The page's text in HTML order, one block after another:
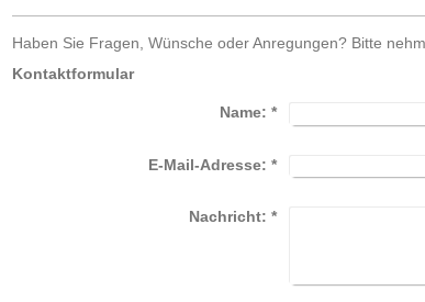
Haben Sie Fragen, Wünsche oder Anregungen? Bitte
Kontaktformular
Name: *
E-Mail-Adresse: *
Nachricht: *